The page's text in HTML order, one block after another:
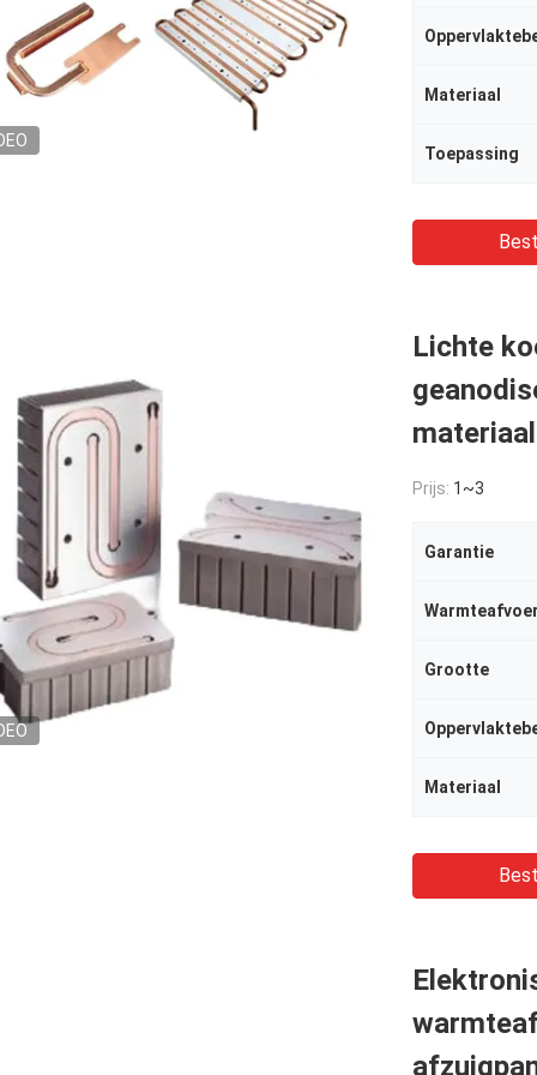
Materiaal
Toepassing
Lichte
materiaal
Prijs: 1~3
Garantie
Grootte
Materiaal